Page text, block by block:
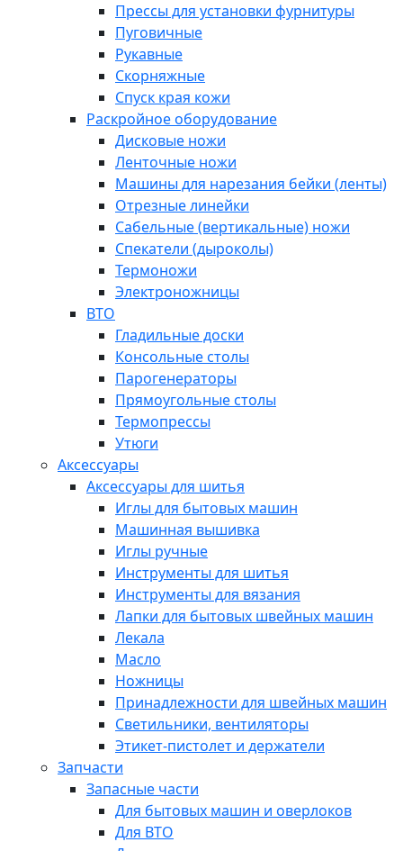
Прессы для установки фурнитуры
Пуговичные
Рукавные
Скорняжные
Спуск края кожи
Раскройное оборудование
Дисковые ножи
Ленточные ножи
Машины для нарезания бейки (ленты)
Отрезные линейки
Сабельные (вертикальные) ножи
Спекатели (дыроколы)
Термоножи
Электроножницы
ВТО
Гладильные доски
Консольные столы
Парогенераторы
Прямоугольные столы
Термопрессы
Утюги
Аксессуары
Аксессуары для шитья
Иглы для бытовых машин
Машинная вышивка
Иглы ручные
Инструменты для шитья
Инструменты для вязания
Лапки для бытовых швейных машин
Лекала
Масло
Ножницы
Принадлежности для швейных машин
Светильники, вентиляторы
Этикет-пистолет и держатели
Запчасти
Запасные части
Для бытовых машин и оверлоков
Для ВТО